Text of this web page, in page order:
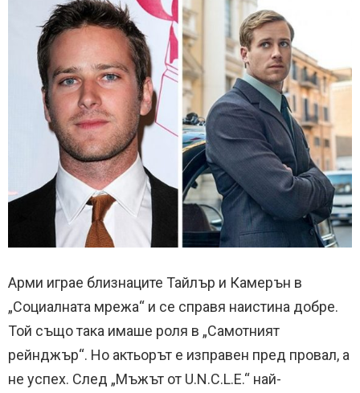
Арми играе близнаците Тайлър и Камерън в
„Социалната мрежа“ и се справя наистина добре.
Той също така имаше роля в „Самотният
рейнджър“. Но актьорът е изправен пред провал, а
не успех. След „Мъжът от U.N.C.L.E.“ най-